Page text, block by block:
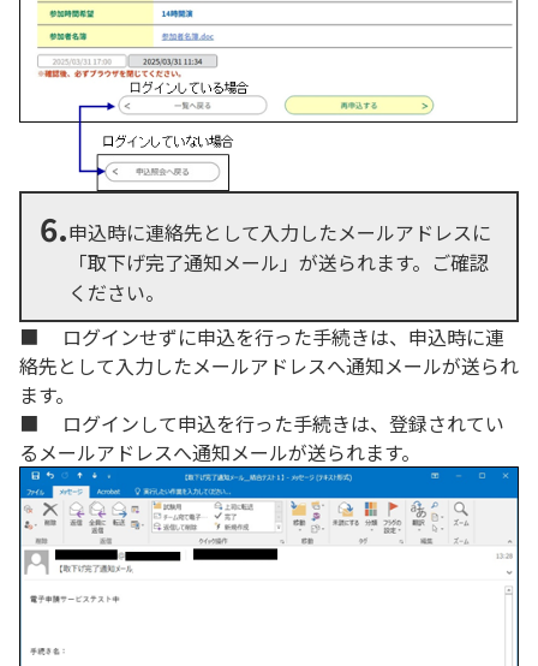
6.申込時に連絡先として入力したメールアドレスに
「取下げ完了通知メール」が送られます。ご確認
ください。
■ ログインせずに申込を行った手続きは、申込時に連
絡先として入力したメールアドレスへ通知メールが送られ
ます。
■ ログインして申込を行った手続きは、登録されてい
るメールアドレスへ通知メールが送られます。